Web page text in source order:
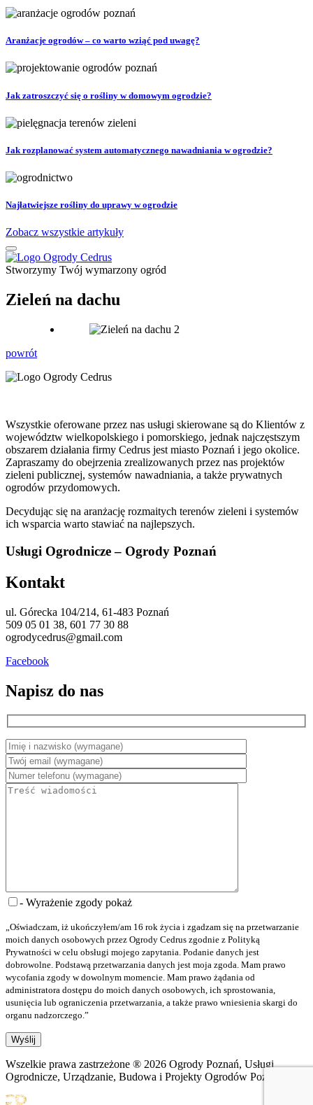
Aranżacje ogrodów – co warto wziąć pod uwagę?
Jak zatroszczyć się o rośliny w domowym ogrodzie?
Jak rozplanować system automatycznego nawadniania w ogrodzie?
Najłatwiejsze rośliny do uprawy w ogrodzie
Zobacz wszystkie artykuły
Stworzymy Twój wymarzony ogród
Zieleń na dachu
powrót
Wszystkie oferowane przez nas usługi skierowane są do Klientów z
województw wielkopolskiego i pomorskiego, jednak najczęstszym
obszarem działania firmy Cedrus jest miasto Poznań i jego okolice.
Zapraszamy do obejrzenia zrealizowanych przez nas projektów
zieleni publicznej, systemów nawadniania, a także prywatnych
ogrodów przydomowych.
Decydując się na aranżację rozmaitych terenów zieleni i systemów
ich wsparcia warto stawiać na najlepszych.
Usługi Ogrodnicze – Ogrody Poznań
Kontakt
ul. Górecka 104/214, 61-483 Poznań
509 05 01 38, 601 77 30 88
ogrodycedrus@gmail.com
Facebook
Napisz do nas
- Wyrażenie zgody pokaż
„Oświadczam, iż ukończyłem/am 16 rok życia i zgadzam się na przetwarzanie
moich danych osobowych przez Ogrody Cedrus zgodnie z Polityką
Prywatności w celu obsługi mojego zapytania. Podanie danych jest
dobrowolne. Podstawą przetwarzania danych jest moja zgoda. Mam prawo
wycofania zgody w dowolnym momencie. Mam prawo żądania od
administratora dostępu do moich danych osobowych, ich sprostowania,
usunięcia lub ograniczenia przetwarzania, a także prawo wniesienia skargi do
organu nadzorczego.”
Wszelkie prawa zastrzeżone ® 2026 Ogrody Poznań, Usługi
Ogrodnicze, Urządzanie, Budowa i Projekty Ogrodów Poznań